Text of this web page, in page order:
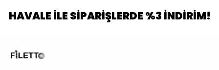
HAVALE İLE SİPARİŞLERDE %3 İNDİRİM!